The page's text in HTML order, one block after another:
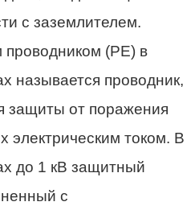
с заземлителем.
(РЕ) в
называется проводник,
защиты от поражения
электрическим током. В
до 1 кВ защитный
с